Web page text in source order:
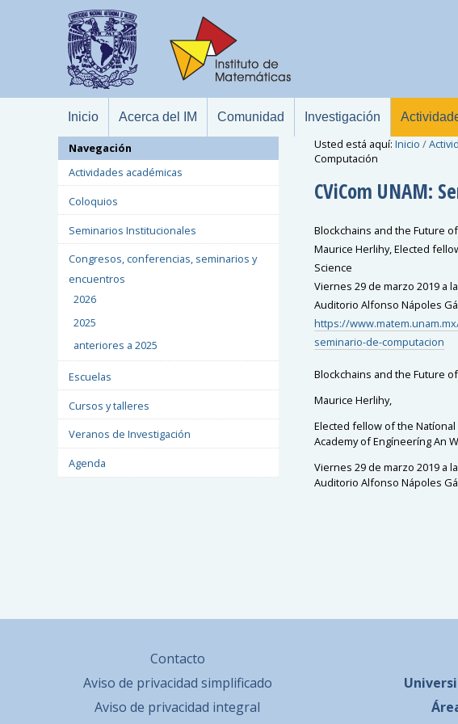
Inicio Acerca del IM Comunidad Investigación
Usted está aquí: Inicio /
Computación
CViCom UNAM:
Blockchains and the Future
Maurice Herlihy, Elected
Science
Viernes 29 de marzo 2019 a
Auditorio Alfonso Nápoles
https://
seminario-de-computacion
Blockchains and the Future
Maurice Herlihy,
Elected fellow of the
Academy of Engíneeríng An
Viernes 29 de marzo 2019 a
Auditorio Alfonso Nápoles
Navegación
Actividades académicas
Coloquios
Seminarios Institucionales
Congresos, conferencias, seminarios y
encuentros
2026
2025
anteriores a 2025
Escuelas
Cursos y talleres
Veranos de Investigación
Agenda
Contacto
Aviso de privacidad simplificado
Aviso de privacidad integral